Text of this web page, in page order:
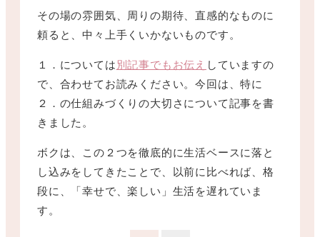
その場の雰囲気、周りの期待、直感的なものに
頼ると、中々上手くいかないものです。
１．については別記事でもお伝え していますの
で、合わせてお読みください。今回は、特に
２．の仕組みづくりの大切さについて記事を書
きました。
ボクは、この２つを徹底的に生活ベースに落と
し込みをしてきたことで、以前に比べれば、格
段に、「幸せで、楽しい」生活を遅れていま
す。